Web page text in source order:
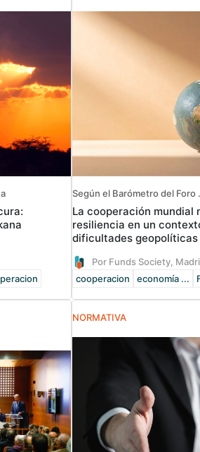
Según el Barómetro del Foro
La cooperación mundial
resiliencia en un
dificultades geopolíticas
Por Funds Society,
cooperacion
economía ...
NORMATIVA